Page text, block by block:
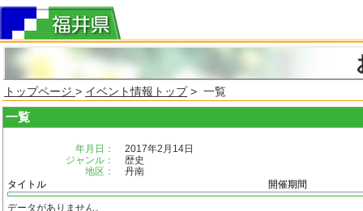
トップページ > イベント情報トップ> 一覧
一覧
年月日：
2017年2月14日
ジャンル：
歴史
地区：
丹南
タイトル
開催期間
データがありません。